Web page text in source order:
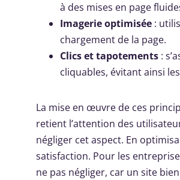
à des mises en page
Imagerie optimisée :
chargement de la page.
Clics et tapotements :
cliquables, évitant ainsi
La mise en œuvre de ces
retient l’attention des
négliger cet aspect. En
satisfaction. Pour les
ne pas négliger, car un site